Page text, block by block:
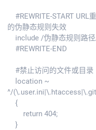
#REWRITE-START URL
的伪静态规则失效
include /伪静态规则路
#REWRITE-END
#禁止访问的文件或目录
location ~
^/
{
return 404;
}